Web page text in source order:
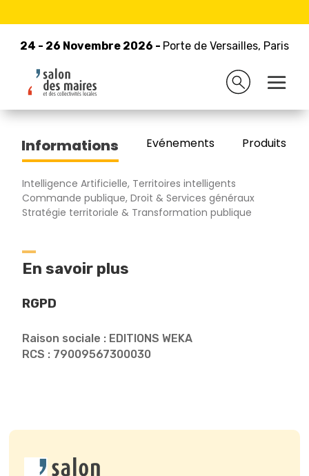
24 - 26 Novembre 2026 - Porte de Versailles, Paris
24 - 26 Novembre 2026 - Porte de Versailles, Paris
Retour à la liste des exposants
EDITIONS WEKA
Informations Evénements Produits/
Intelligence Artificielle, Territoires intelligents
Commande publique, Droit & Services généraux
Stratégie territoriale & Transformation publique
En savoir plus
RGPD
Raison sociale : EDITIONS WEKA
RCS : 79009567300030